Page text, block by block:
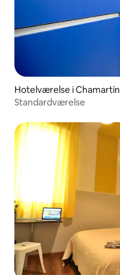
Hotelværelse i Chamartín
Standardværelse